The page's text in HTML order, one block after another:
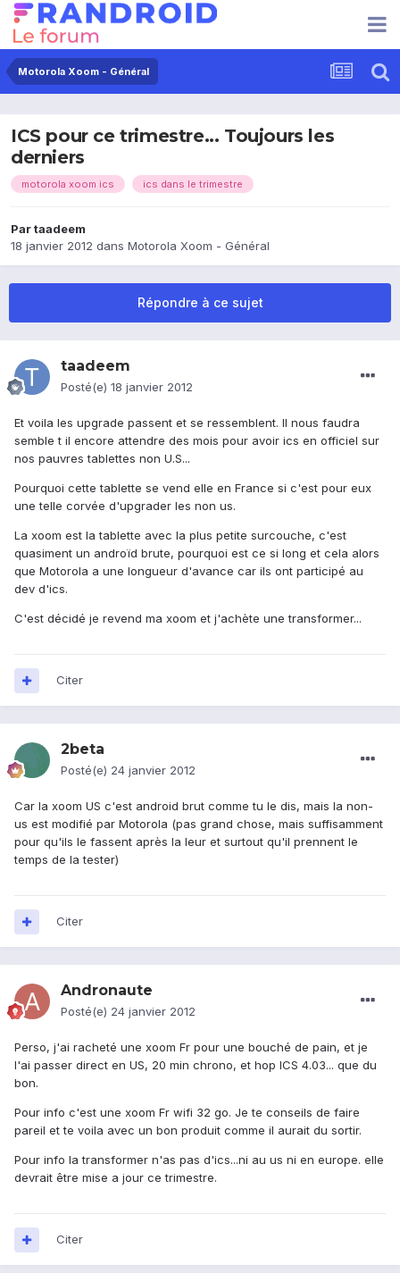
Motorola Xoom - Général
ICS pour ce trimestre... Toujours les
derniers
motorola xoom ics ics dans le trimestre
Partaadeem
18 janvier 2012 dans Motorola Xoom - Général
Répondre à ce sujet
taadeem
Posté(e) 18 janvier 2012
Et voila les upgrade passent et se ressemblent. Il nous faudra
semble t il encore attendre des mois pour avoir ics en officiel sur
nos pauvres tablettes non U.S...
Pourquoi cette tablette se vend elle en France si c'est pour eux
une telle corvée d'upgrader les non us.
La xoom est la tablette avec la plus petite surcouche, c'est
quasiment un androïd brute, pourquoi est ce si long et cela alors
que Motorola a une longueur d'avance car ils ont participé au
dev d'ics.
C'est décidé je revend ma xoom et j'achète une transformer...
Citer
2beta
Posté(e) 24 janvier 2012
Car la xoom US c'est android brut comme tu le dis, mais la non-
us est modifié par Motorola (pas grand chose, mais suffisamment
pour qu'ils le fassent après la leur et surtout qu'il prennent le
temps de la tester)
Citer
Andronaute
Posté(e) 24 janvier 2012
Perso, j'ai racheté une xoom Fr pour une bouché de pain, et je
l'ai passer direct en US, 20 min chrono, et hop ICS 4.03... que du
bon.
Pour info c'est une xoom Fr wifi 32 go. Je te conseils de faire
pareil et te voila avec un bon produit comme il aurait du sortir.
Pour info la transformer n'as pas d'ics...ni au us ni en europe. elle
devrait être mise a jour ce trimestre.
Citer